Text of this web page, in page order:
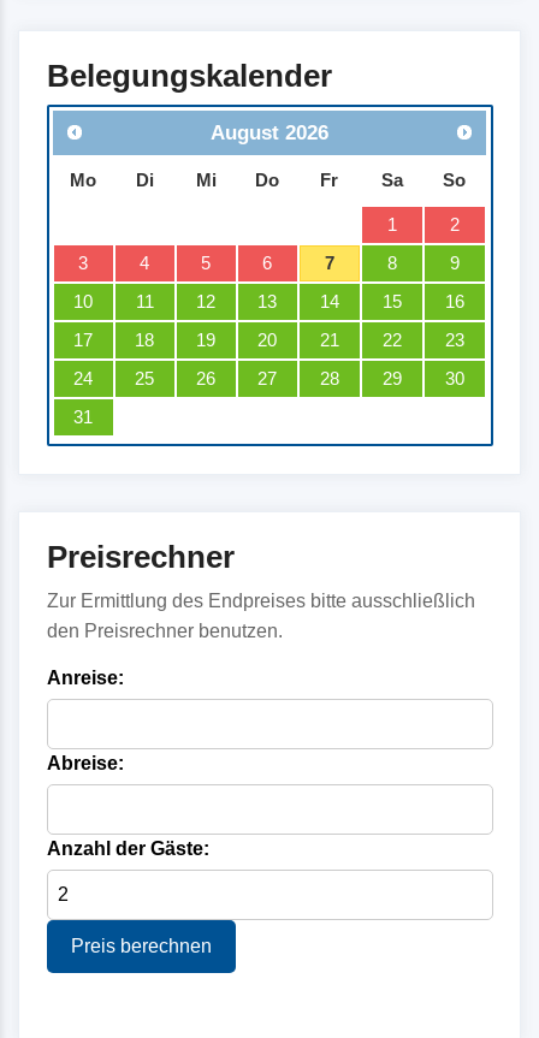
Belegungskalender
August 2026
Mo Di Mi Do Fr Sa So
1
2
3
4 5 6 7 8
9
10
11 12 13 14 15
16
17
18 19 20 21 22
23
24
25 26 27 28 29
30
31
Preisrechner
Zur Ermittlung des Endpreises bitte ausschließlich
den Preisrechner benutzen.
Anreise:
Abreise:
Anzahl der Gäste:
Preis berechnen